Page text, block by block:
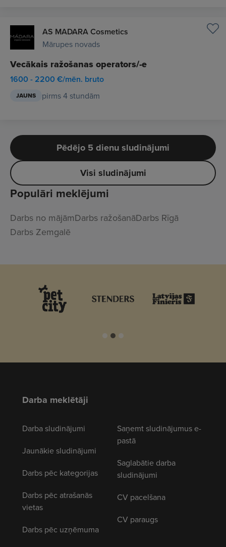
AS MADARA Cosmetics
Mārupes novads
Vecākais ražošanas operators/-e
1600 - 2200 €/mēn. bruto
JAUNS pirms 4 stundām
Pēdējo 5 dienu sludinājumi
Visi sludinājumi
Populāri meklējumi
Darbs no mājāmDarbs ražošanāDarbs Rīgā
Darbs Zemgalē
Darba meklētāji
Darba sludinājumi
Jaunākie sludinājumi
Darbs pēc kategorijas
Darbs pēc atrašanās
vietas
Darbs pēc uzņēmuma
Saņemt sludinājumus e-
pastā
Saglabātie darba
sludinājumi
CV pacelšana
CV paraugs